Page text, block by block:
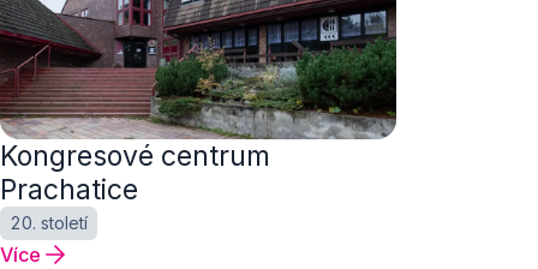
Kongresové centrum
Prachatice
20. století
Více